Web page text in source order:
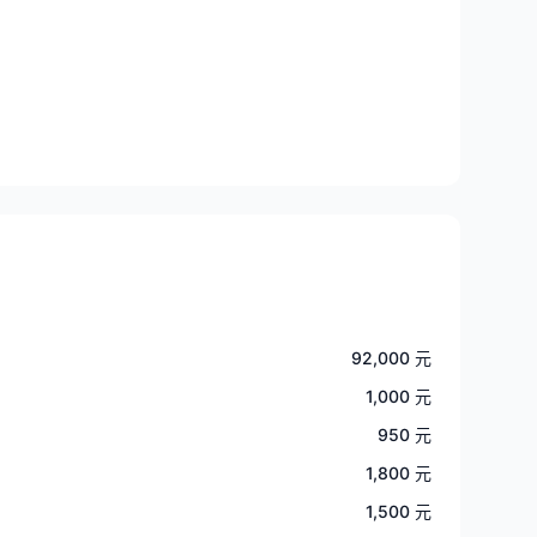
92,000 元
1,000 元
950 元
1,800 元
1,500 元